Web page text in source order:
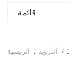
قائمة
الرئيسية أندرويد